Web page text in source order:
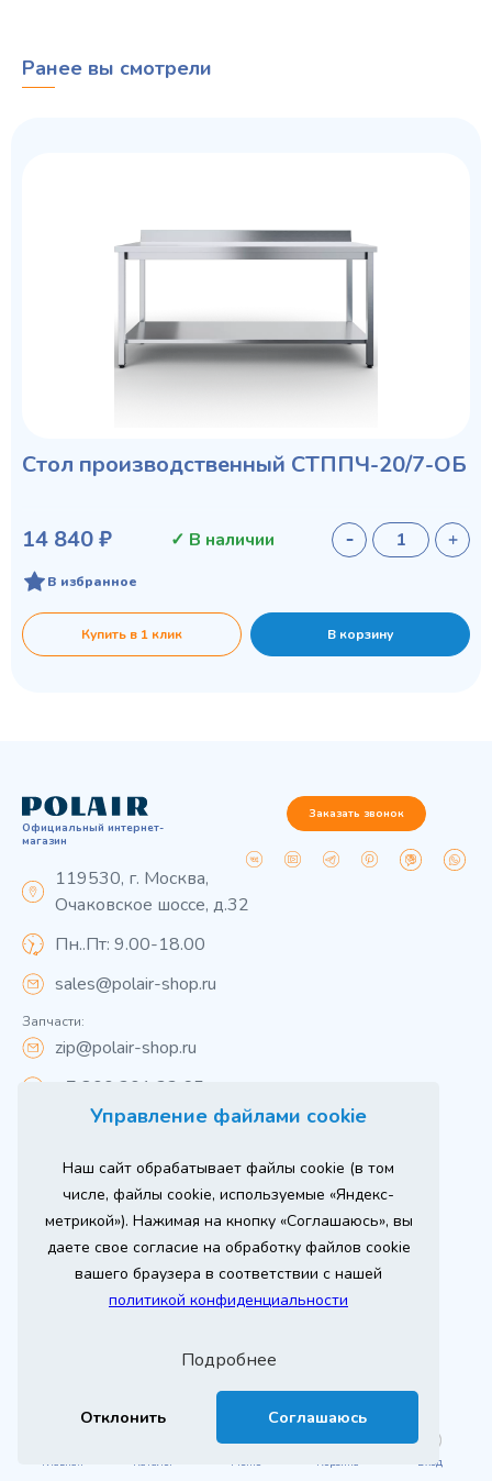
Управление файлами cookie
Наш сайт обрабатывает файлы cookie (в том
числе, файлы cookie, используемые «Яндекс-
метрикой»). Нажимая на кнопку «Соглашаюсь», вы
даете свое согласие на обработку файлов cookie
вашего браузера в соответствии с нашей
политикой конфиденциальности
Подробнее
Отклонить Соглашаюсь
Ранее вы смотрели
Стол производственный СТППЧ-20/7-ОБ
14 840 ₽ ✓ В наличии
В избранное
Купить в 1 клик В корзину
Официальный интернет-
магазин
119530, г. Москва,
Очаковское шоссе, д.32
Пн..Пт: 9.00-18.00
sales@polair-shop.ru
Запчасти:
zip@polair-shop.ru
+7 800 301 33 65
Заказать звонок
Вся информация на сайте о товарах носит
справочный характер и не является публичной
офертой в соответствии с пунктом 2 статьи 437 ГК РФ.
Для получения подробной информации о наличии и
стоимости указанных товаров и (или) услуг,
пожалуйста, обращайтесь к менеджеру сайта по
телефону
При использовании материалов сайта ссылка
Продвижение сайта
Главная Каталог Меню Корзина Вход
Оставь заявку